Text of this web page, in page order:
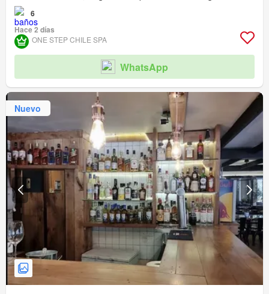
6
Hace 2 días
ONE STEP CHILE SPA
WhatsApp
Nuevo